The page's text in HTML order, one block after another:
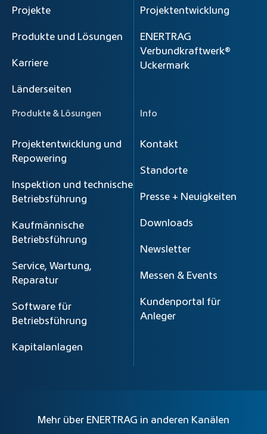
Projekte
Produkte und Lösungen
Karriere
Länderseiten
Projektentwicklung
ENERTRAG
Verbundkraftwerk®
Uckermark
Produkte & Lösungen
Projektentwicklung und
Repowering
Inspektion und technische
Betriebsführung
Kaufmännische
Betriebsführung
Service, Wartung,
Reparatur
Software für
Betriebsführung
Kapitalanlagen
Info
Kontakt
Standorte
Presse + Neuigkeiten
Downloads
Newsletter
Messen & Events
Kundenportal für
Anleger
Mehr über ENERTRAG in anderen Kanälen